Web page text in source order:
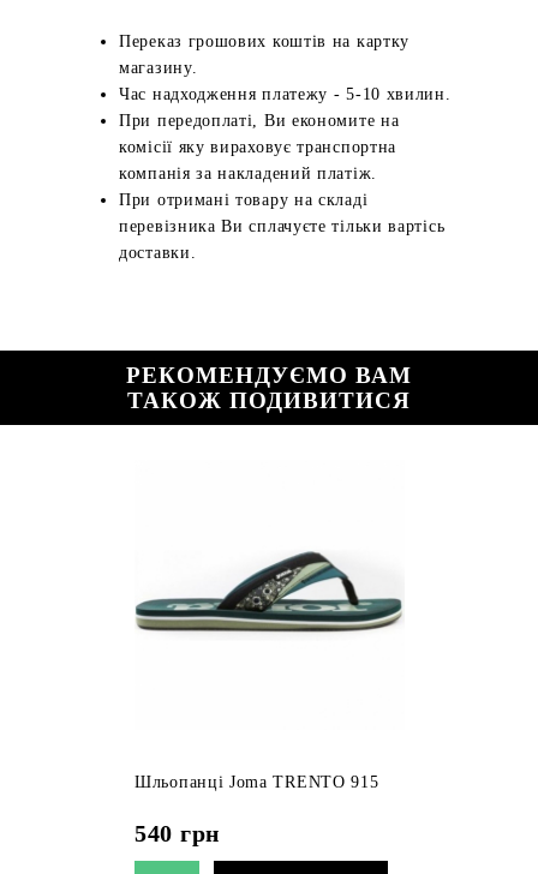
Переказ грошових коштів на картку
магазину.
Час надходження платежу - 5-10 хвилин.
При передоплаті, Ви економите на
комісії яку вираховує транспортна
компанія за накладений платіж.
При отримані товару на складі
перевізника Ви сплачуєте тільки вартісь
доставки.
РЕКОМЕНДУЄМО ВАМ
ТАКОЖ ПОДИВИТИСЯ
Шльопанці Joma TRENTO 915
540 грн